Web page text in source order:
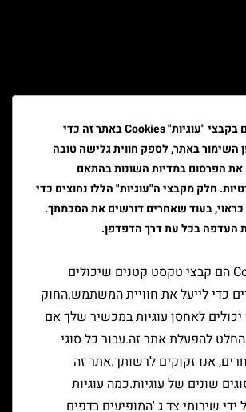
אנו משתמשים בקבצי "עוגיות" Cookies באתר זה כדי
השימור באתר, לספק חווית גלישה טובה
את הפרסום במדיות השונות בהתאם
חלק מקבצי ה"עוגיות" הללו נחוצים כדי
בעוד שאחרים דורשים את הסכמתך.
העדפה בכל עת דרך הדפדפן.
קובצי Cookie הם קבצי טקסט קטנים שיכולים
כדי לייעל את חוויית המשתמש.החוק
יכולים לאחסן עוגיות במכשיר שלך אם
להפעלת אתר זה.עבור כל סוגי
אנו זקוקים לרשותך.אתר זה
שונים של עוגיות.כמה עוגיות
שירותי צד ג 'המופיעים בדפים